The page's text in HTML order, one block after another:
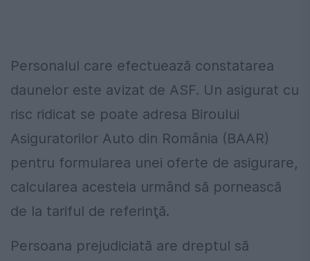
Personalul care efectuează constatarea
daunelor este avizat de ASF. Un asigurat cu
risc ridicat se poate adresa Biroului
Asiguratorilor Auto din România (BAAR)
pentru formularea unei oferte de asigurare,
calcularea acesteia urmând să pornească
de la tariful de referinţă.
Persoana prejudiciată are dreptul să